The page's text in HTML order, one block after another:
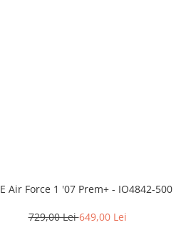
Air Force 1 '07 Prem+ - IO4842-500
729,00 Lei649,00 Lei